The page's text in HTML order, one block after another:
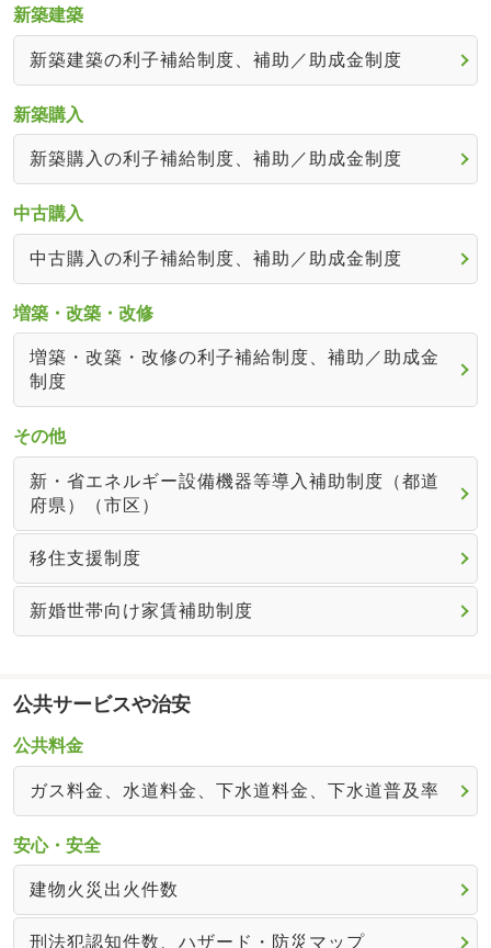
新築建築
新築建築の利子補給制度、補助／助成金制度
新築購入
新築購入の利子補給制度、補助／助成金制度
中古購入
中古購入の利子補給制度、補助／助成金制度
増築・改築・改修
増築・改築・改修の利子補給制度、補助／助成金
制度
その他
新・省エネルギー設備機器等導入補助制度（都道
府県）（市区）
移住支援制度
新婚世帯向け家賃補助制度
公共サービスや治安
公共料金
ガス料金、水道料金、下水道料金、下水道普及率
安心・安全
建物火災出火件数
刑法犯認知件数、ハザード・防災マップ